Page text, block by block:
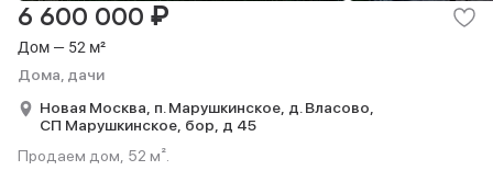
Дом — 52 м²
Дома, дачи
6 600 000 ₽
Новая Москва, п. Марушкинское, д. Власово,
СП Марушкинское, бор, д 45
Продаем дом, 52 м².